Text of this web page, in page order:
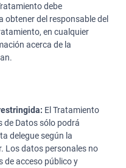
debe
obtener del responsable del
en cualquier
acerca de la
El Tratamiento
de Datos sólo podrá
delegue según la
Los datos personales no
de acceso público y